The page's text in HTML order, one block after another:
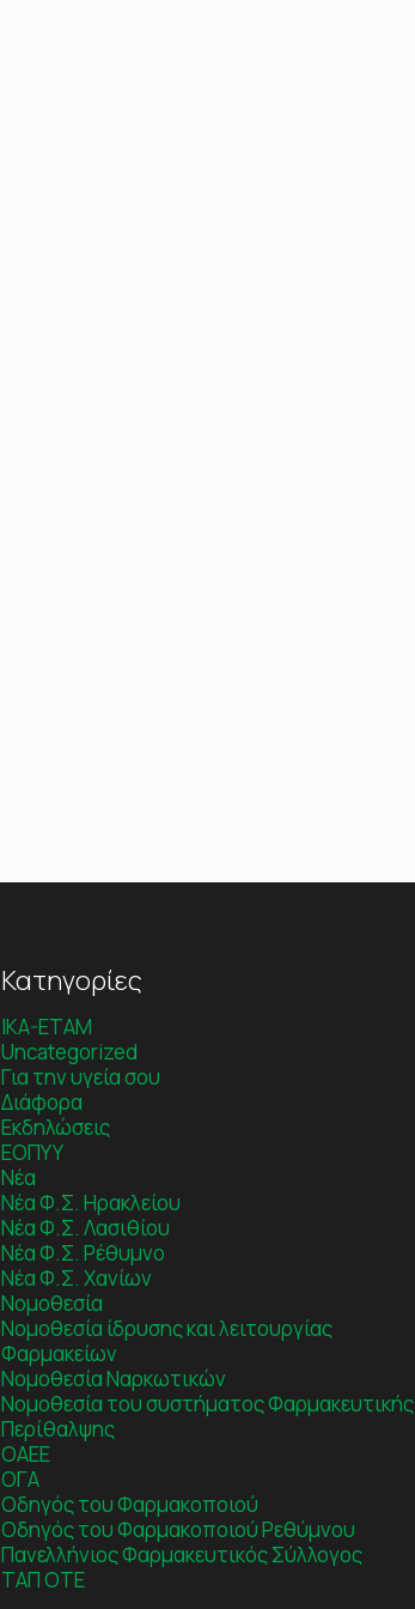
Κατηγορίες
IKA-ETAM
Uncategorized
Για την υγεία σου
Διάφορα
Εκδηλώσεις
ΕΟΠΥΥ
Νέα
Νέα Φ.Σ. Ηρακλείου
Νέα Φ.Σ. Λασιθίου
Νέα Φ.Σ. Ρέθυμνο
Νέα Φ.Σ. Χανίων
Νομοθεσία
Νομοθεσία ίδρυσης και λειτουργίας
Φαρμακείων
Νομοθεσία Ναρκωτικών
Νομοθεσία του συστήματος Φαρμακευτικής
Περίθαλψης
ΟΑΕΕ
ΟΓΑ
Οδηγός του Φαρμακοποιού
Οδηγός του Φαρμακοποιού Ρεθύμνου
Πανελλήνιος Φαρμακευτικός Σύλλογος
ΤΑΠ ΟΤΕ